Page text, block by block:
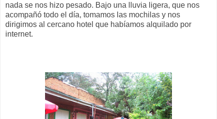
nada se nos hizo pesado. Bajo una lluvia ligera, que nos
acompañó todo el día, tomamos las mochilas y nos
dirigimos al cercano hotel que habíamos alquilado por
internet.